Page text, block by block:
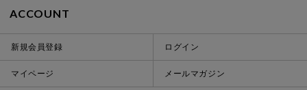
ACCOUNT
新規会員登録 ログイン
マイページ メールマガジン